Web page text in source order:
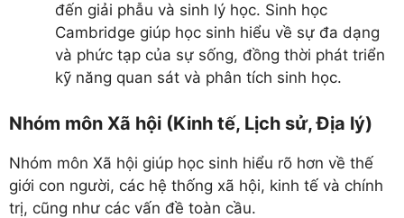
đến giải phẫu và sinh lý học. Sinh học
Cambridge giúp học sinh hiểu về sự đa dạng
và phức tạp của sự sống, đồng thời phát triển
kỹ năng quan sát và phân tích sinh học.
Nhóm môn Xã hội (Kinh tế, Lịch sử, Địa lý)
Nhóm môn Xã hội giúp học sinh hiểu rõ hơn về thế
giới con người, các hệ thống xã hội, kinh tế và chính
trị, cũng như các vấn đề toàn cầu.